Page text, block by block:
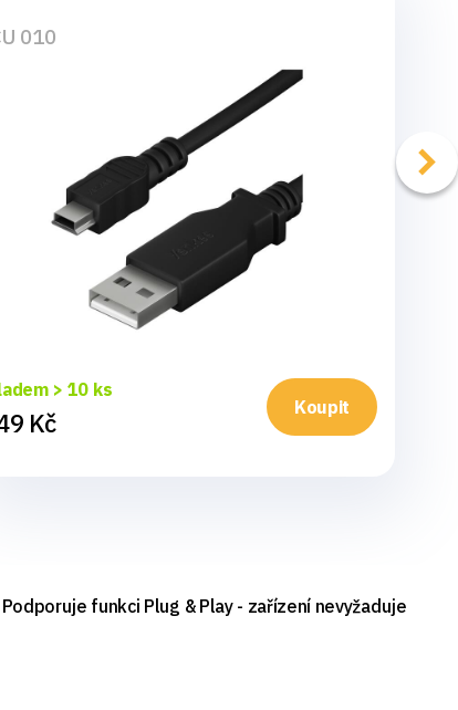
010
> 10 ks
Kč Koupit
funkci Plug & Play - zařízení nevyžaduje